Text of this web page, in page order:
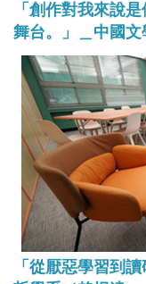
「創作對我來說
舞台。」＿中國
「從厭惡學習到